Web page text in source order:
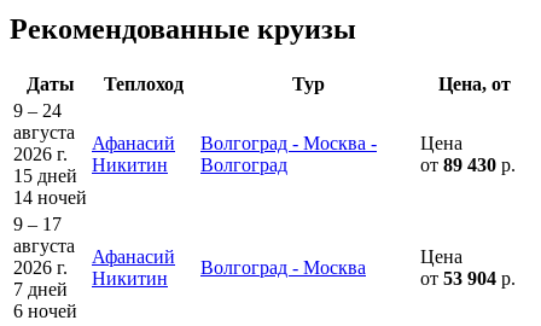
Рекомендованные круизы
Даты Теплоход Тур
Цена, от
9 – 24
августа
2026 г.
15 дней
14 ночей
Афанасий
Никитин
Волгоград - Москва -
Волгоград
Цена
от 89 430 р.
9 – 17
августа
2026 г.
7 дней
6 ночей
Афанасий
Никитин
Волгоград - Москва
Цена
от 53 904 р.